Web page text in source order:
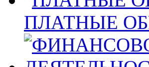
ПЛАТНЫЕ